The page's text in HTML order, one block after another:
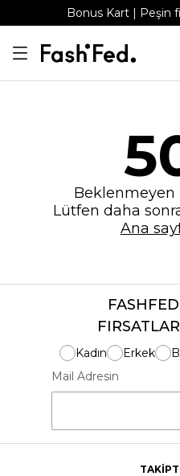
Bonus Kart | Peşin
Beklenmeyen
Lütfen daha
Ana
Kadın Erkek
Mail Adresin